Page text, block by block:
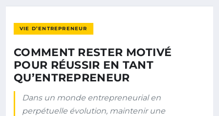
VIE D’ENTREPRENEUR
COMMENT RESTER MOTIVÉ
POUR RÉUSSIR EN TANT
QU’ENTREPRENEUR
Dans un monde entrepreneurial en
perpétuelle évolution, maintenir une